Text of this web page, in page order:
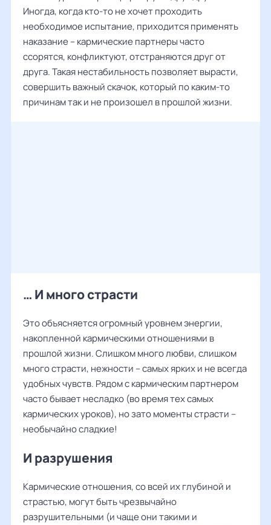
Иногда, когда кто-то не хочет проходить
необходимое испытание, приходится применять
наказание – кармические партнеры часто
ссорятся, конфликтуют, отстраняются друг от
друга. Такая нестабильность позволяет вырасти,
совершить важный скачок, который по каким-то
причинам так и не произошел в прошлой жизни.
… И много страсти
Это объясняется огромный уровнем энергии,
накопленной кармическими отношениями в
прошлой жизни. Слишком много любви, слишком
много страсти, нежности – самых ярких и не всегда
удобных чувств. Рядом с кармическим партнером
часто бывает несладко (во время тех самых
кармических уроков), но зато моменты страсти –
необычайно сладкие!
И разрушения
Кармические отношения, со всей их глубиной и
страстью, могут быть чрезвычайно
разрушительными (и чаще они такими и